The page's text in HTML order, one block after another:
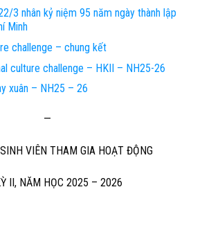
3 nhân kỷ niệm 95 năm ngày thành lập
Minh
challenge – chung kết
culture challenge – HKII – NH25-26
xuân – NH25 – 26
—
VIÊN THAM GIA HOẠT ĐỘNG
II, NĂM HỌC 2025 – 2026